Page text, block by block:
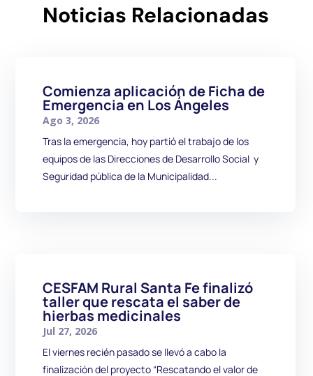
Noticias Relacionadas
Comienza aplicación de Ficha de
Emergencia en Los Ángeles
Ago 3, 2026
Tras la emergencia, hoy partió el trabajo de los
equipos de las Direcciones de Desarrollo Social y
Seguridad pública de la Municipalidad...
CESFAM Rural Santa Fe finalizó
taller que rescata el saber de
hierbas medicinales
Jul 27, 2026
El viernes recién pasado se llevó a cabo la
finalización del proyecto “Rescatando el valor de